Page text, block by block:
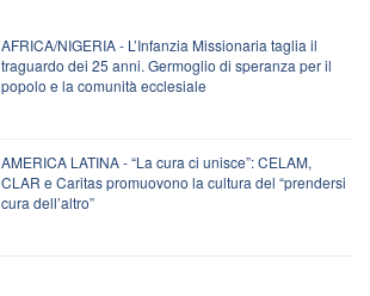
AFRICA/NIGERIA - L’Infanzia Missionaria taglia il
traguardo dei 25 anni. Germoglio di speranza per il
popolo e la comunità ecclesiale
AMERICA LATINA - “La cura ci unisce”: CELAM,
CLAR e Caritas promuovono la cultura del “prendersi
cura dell’altro”